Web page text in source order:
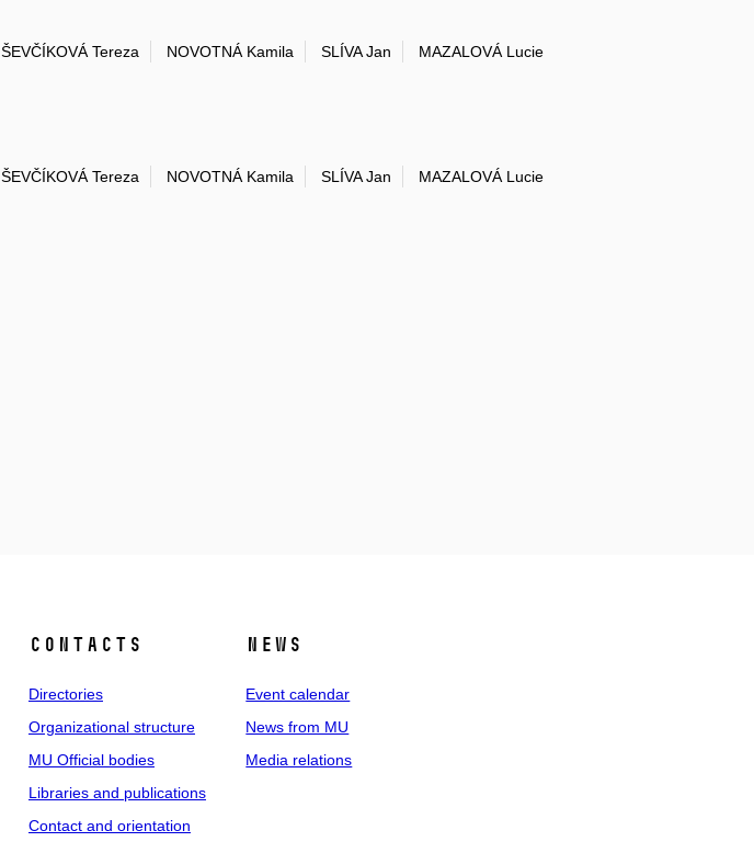
ŠEVČÍKOVÁ Tereza NOVOTNÁ Kamila SLÍVA Jan
MAZALOVÁ Lucie
ŠEVČÍKOVÁ Tereza NOVOTNÁ Kamila SLÍVA Jan
MAZALOVÁ Lucie
Contacts
Directories
Organizational structure
MU Official bodies
Libraries and publications
Contact and orientation
News
Event calendar
News from MU
Media relations